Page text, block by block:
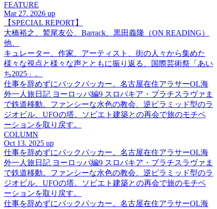
FEATURE
Mar 27. 2026 up
【SPECIAL REPORT】
大橋裕之、鷲尾友公、Barrack、黒田義隆（ON READING）
他、
キュレーター、作家、アーティスト、街の人々から集めた
様々な視点と様々な声とともに振り返る、国際芸術祭「あい
ち2025」。
仕事を辞めずにバックパッカー。名古屋在住アラサーOL海
外一人旅日記 ヨーロッパ編9 スロバキア・ブラチスラヴァま
で鉄道移動。ファンシーな水色の教会、逆ピラミッド型のラ
ジオビル、UFOの塔。ソビエト建築との再会で旅のモチベ
ーションを取り戻す。
COLUMN
Oct 13. 2025 up
仕事を辞めずにバックパッカー。名古屋在住アラサーOL海
外一人旅日記 ヨーロッパ編9 スロバキア・ブラチスラヴァま
で鉄道移動。ファンシーな水色の教会、逆ピラミッド型のラ
ジオビル、UFOの塔。ソビエト建築との再会で旅のモチベ
ーションを取り戻す。
仕事を辞めずにバックパッカー。名古屋在住アラサーOL海